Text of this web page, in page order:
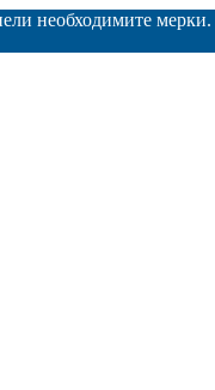
необходимите мерки.